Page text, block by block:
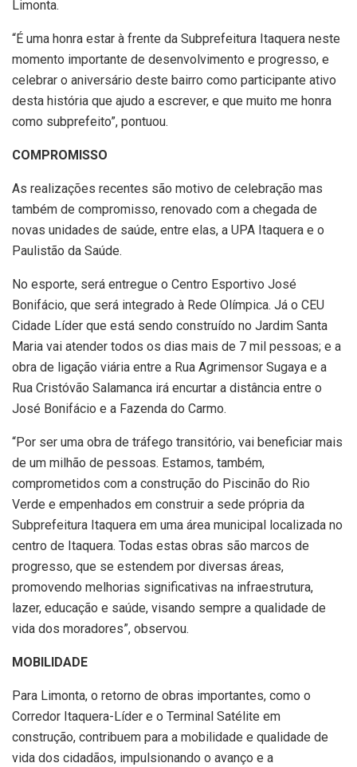
Limonta.
“É uma honra estar à frente da Subprefeitura Itaquera neste
momento importante de desenvolvimento e progresso, e
celebrar o aniversário deste bairro como participante ativo
desta história que ajudo a escrever, e que muito me honra
como subprefeito”, pontuou.
COMPROMISSO
As realizações recentes são motivo de celebração mas
também de compromisso, renovado com a chegada de
novas unidades de saúde, entre elas, a UPA Itaquera e o
Paulistão da Saúde.
No esporte, será entregue o Centro Esportivo José
Bonifácio, que será integrado à Rede Olímpica. Já o CEU
Cidade Líder que está sendo construído no Jardim Santa
Maria vai atender todos os dias mais de 7 mil pessoas; e a
obra de ligação viária entre a Rua Agrimensor Sugaya e a
Rua Cristóvão Salamanca irá encurtar a distância entre o
José Bonifácio e a Fazenda do Carmo.
“Por ser uma obra de tráfego transitório, vai beneficiar mais
de um milhão de pessoas. Estamos, também,
comprometidos com a construção do Piscinão do Rio
Verde e empenhados em construir a sede própria da
Subprefeitura Itaquera em uma área municipal localizada no
centro de Itaquera. Todas estas obras são marcos de
progresso, que se estendem por diversas áreas,
promovendo melhorias significativas na infraestrutura,
lazer, educação e saúde, visando sempre a qualidade de
vida dos moradores”, observou.
MOBILIDADE
Para Limonta, o retorno de obras importantes, como o
Corredor Itaquera-Líder e o Terminal Satélite em
construção, contribuem para a mobilidade e qualidade de
vida dos cidadãos, impulsionando o avanço e a